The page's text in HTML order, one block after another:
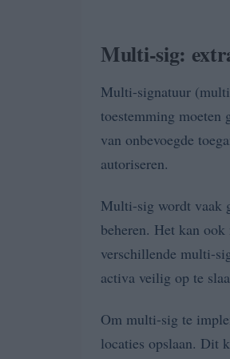
Multi-sig:
Multi-signatuur
toestemming moeten
van onbevoegde
autoriseren.
Multi-sig wordt vaak
beheren. Het kan
verschillende multi-
activa veilig op te
Om multi-sig te
locaties opslaan. Dit